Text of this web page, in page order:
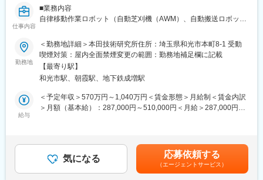
仕事内容
■業務内容
自律移動作業ロボット（自動芝刈機（AWM）、自動搬送ロボット
任せします。
・知能化システム、ソフトウェアの要求仕様検討、アーキテクチ
ャ設計、ソフトウェア実装、テスト
・オフロード環境の外界認識技術、移動経路、行動計画
・プロの作業データから学習する作業の知能化
自律移動作業ロボット（自動芝刈機（AWM）、自動搬送ロボット
画等の機能開発
・センシングデバイスと、画像処理、AIを使用した外界認識・物
体認識・領域認識の開発
勤務地
＜勤務地詳細＞本田技術研究所住所：埼玉県和光市本町8-1 受動
喫煙対策：屋内全面禁煙変更の範囲：勤務地補足欄に記載
【最寄り駅】
和光市駅、朝霞駅、地下鉄成増駅
給与
＜予定年収＞570万円～1,040万円＜賃金形態＞月給制＜賃金内訳
＞月額（基本給）：287,000円～510,000円＜月給＞287,000円～
気になる 応募依頼する
（エージェントサービス）